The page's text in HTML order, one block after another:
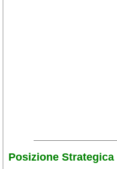
Posizione Strategica